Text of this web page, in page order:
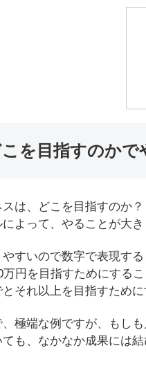
こを目指すのかで
スは、どこを目指すのか？
によって、やることが大き
すいので数字で表現する
万円を目指すためにする
とそれ以上を目指すため
、極端な例ですが、もし
ても、なかなか成果には